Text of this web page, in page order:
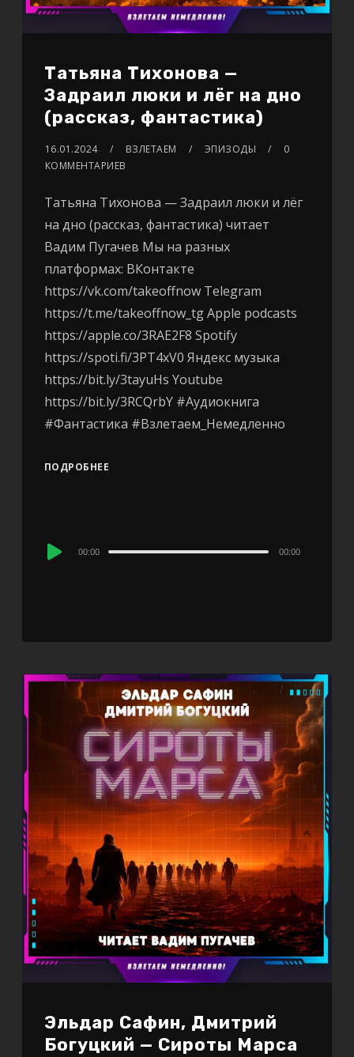
Татьяна Тихонова —
Задраил люки и лёг на дно
(рассказ, фантастика)
16.01.2024 ВЗЛЕТАЕМ ЭПИЗОДЫ
0
КОММЕНТАРИЕВ
Татьяна Тихонова — Задраил люки и лёг
на дно (рассказ, фантастика) читает
Вадим Пугачев Мы на разных
платформах: ВКонтакте
https://vk.com/takeoffnow Telegram
https://t.me/takeoffnow_tg Apple podcasts
https://apple.co/3RAE2F8 Spotify
https://spoti.fi/3PT4xV0 Яндекс музыка
https://bit.ly/3tayuHs Youtube
https://bit.ly/3RCQrbY #Аудиокнига
#Фантастика #Взлетаем_Немедленно
ПОДРОБНЕЕ
Audio
00:00 00:00
Эльдар Сафин, Дмитрий
Богуцкий — Сироты Марса